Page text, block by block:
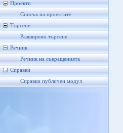
Проекти
Списък на проектите
Търсене
Разширено търсене
Речник
Речник на съкращенията
Справки
Справки публичен модул